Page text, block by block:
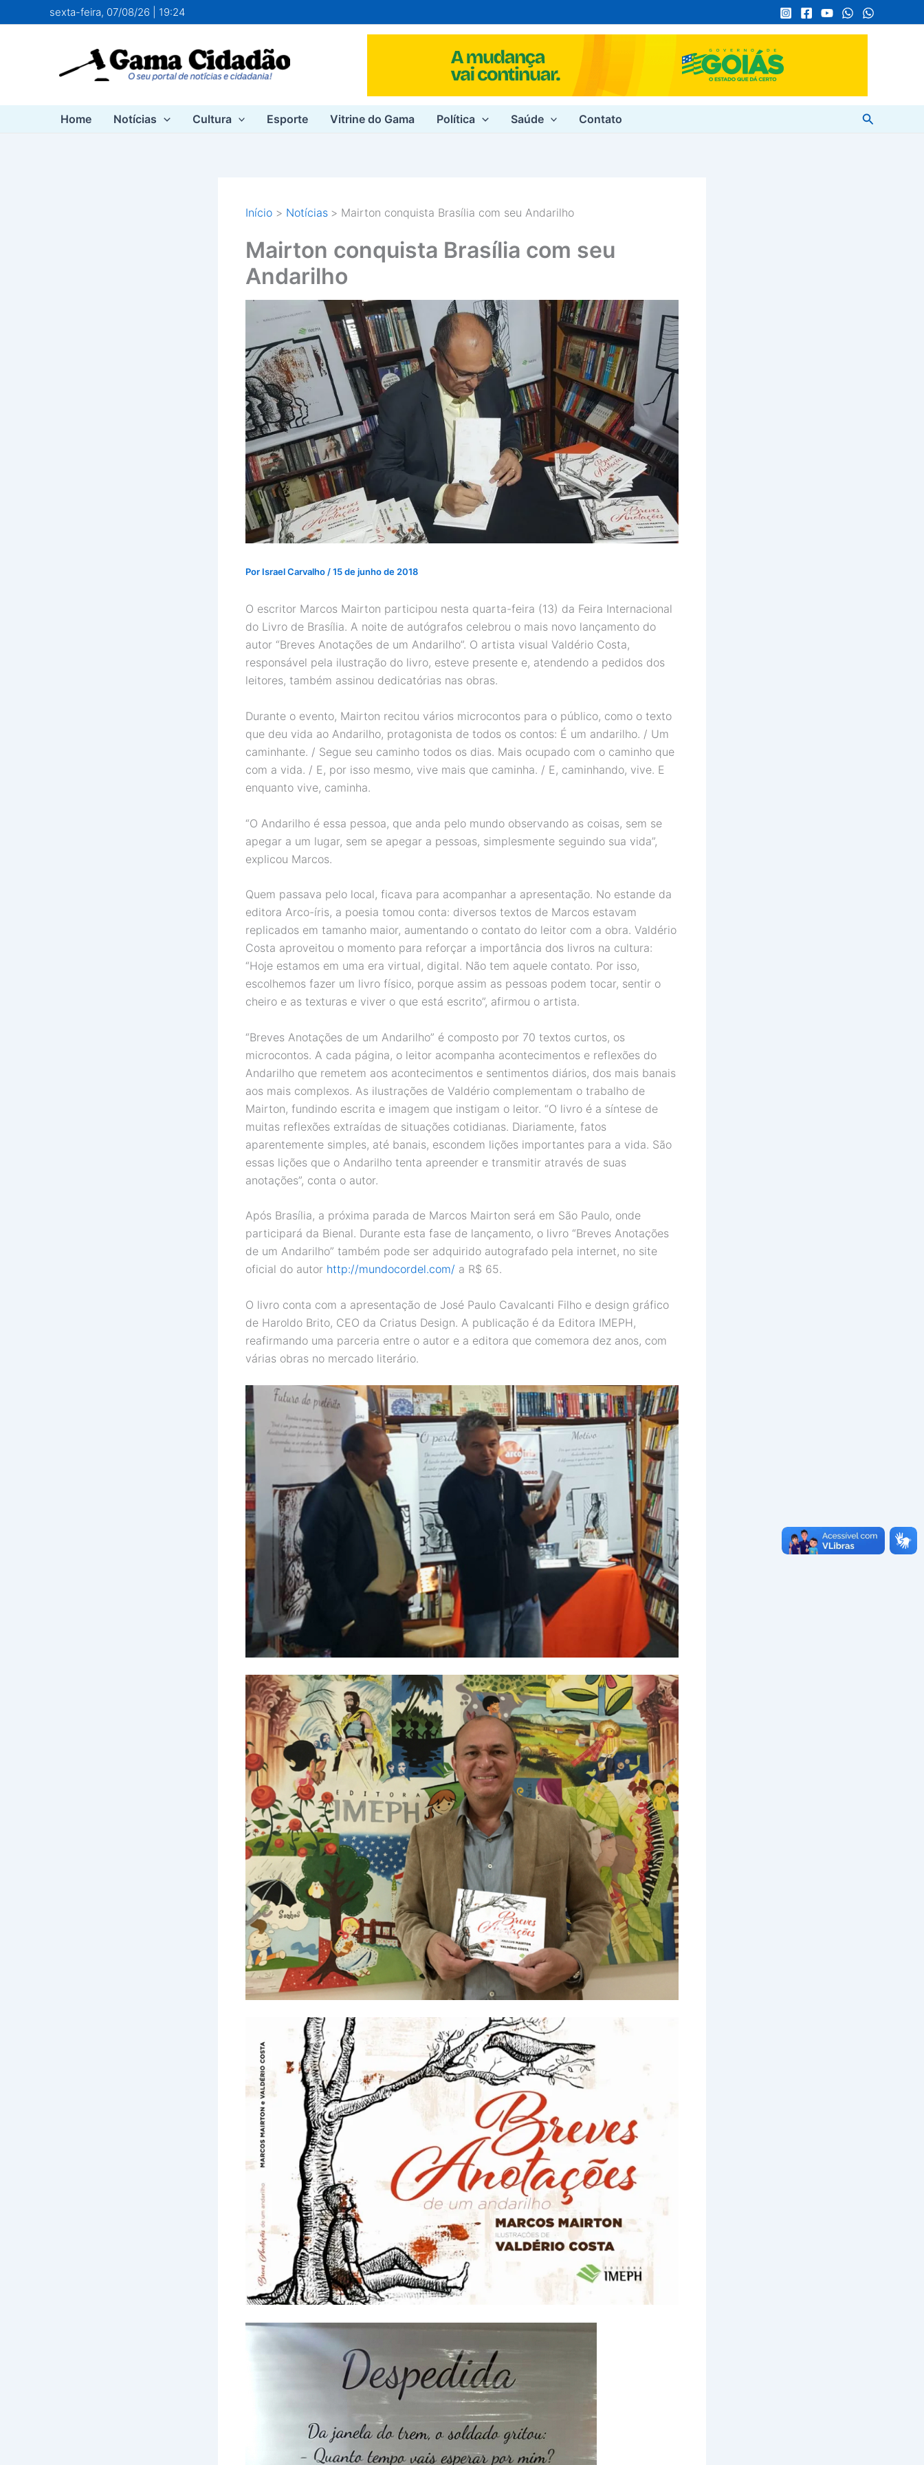
para
sexta-feira, 07/08/26 | 19:24
Home Notícias Cultura Esporte Vitrine do Gama Política Saúde Contato Pesquisar
Início Notícias Mairton conquista Brasília com seu Andarilho
Mairton conquista Brasília com seu
Andarilho
Por Israel Carvalho/15 de junho de 2018
O escritor Marcos Mairton participou nesta quarta-feira (13) da Feira Internacional
do Livro de Brasília. A noite de autógrafos celebrou o mais novo lançamento do
autor “Breves Anotações de um Andarilho”. O artista visual Valdério Costa,
responsável pela ilustração do livro, esteve presente e, atendendo a pedidos dos
leitores, também assinou dedicatórias nas obras.
Durante o evento, Mairton recitou vários microcontos para o público, como o texto
que deu vida ao Andarilho, protagonista de todos os contos: É um andarilho. / Um
caminhante. / Segue seu caminho todos os dias. Mais ocupado com o caminho que
com a vida. / E, por isso mesmo, vive mais que caminha. / E, caminhando, vive. E
enquanto vive, caminha.
“O Andarilho é essa pessoa, que anda pelo mundo observando as coisas, sem se
apegar a um lugar, sem se apegar a pessoas, simplesmente seguindo sua vida”,
explicou Marcos.
Quem passava pelo local, ficava para acompanhar a apresentação. No estande da
editora Arco-íris, a poesia tomou conta: diversos textos de Marcos estavam
replicados em tamanho maior, aumentando o contato do leitor com a obra. Valdério
Costa aproveitou o momento para reforçar a importância dos livros na cultura:
“Hoje estamos em uma era virtual, digital. Não tem aquele contato. Por isso,
escolhemos fazer um livro físico, porque assim as pessoas podem tocar, sentir o
cheiro e as texturas e viver o que está escrito”, afirmou o artista.
“Breves Anotações de um Andarilho” é composto por 70 textos curtos, os
microcontos. A cada página, o leitor acompanha acontecimentos e reflexões do
Andarilho que remetem aos acontecimentos e sentimentos diários, dos mais banais
aos mais complexos. As ilustrações de Valdério complementam o trabalho de
Mairton, fundindo escrita e imagem que instigam o leitor. “O livro é a síntese de
muitas reflexões extraídas de situações cotidianas. Diariamente, fatos
aparentemente simples, até banais, escondem lições importantes para a vida. São
essas lições que o Andarilho tenta apreender e transmitir através de suas
anotações”, conta o autor.
Após Brasília, a próxima parada de Marcos Mairton será em São Paulo, onde
participará da Bienal. Durante esta fase de lançamento, o livro “Breves Anotações
de um Andarilho” também pode ser adquirido autografado pela internet, no site
oficial do autor http://mundocordel.com/ a R$ 65.
O livro conta com a apresentação de José Paulo Cavalcanti Filho e design gráfico
de Haroldo Brito, CEO da Criatus Design. A publicação é da Editora IMEPH,
reafirmando uma parceria entre o autor e a editora que comemora dez anos, com
várias obras no mercado literário.